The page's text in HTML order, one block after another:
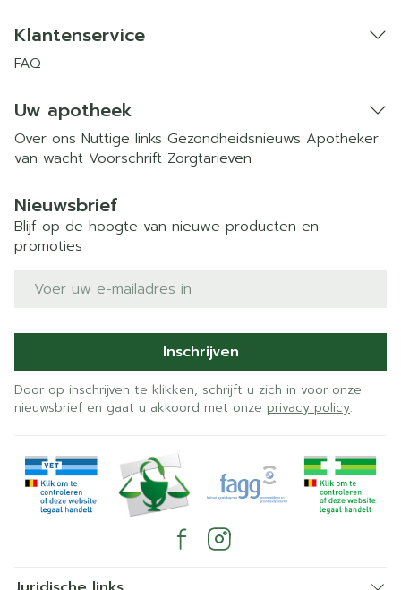
Klantenservice
FAQ
Uw apotheek
Over ons Nuttige links Gezondheidsnieuws Apotheker
van wacht Voorschrift Zorgtarieven
Nieuwsbrief
Blijf op de hoogte van nieuwe producten en
promoties
E-mail adres
Inschrijven
Door op inschrijven te klikken, schrijft u zich in voor onze
nieuwsbrief en gaat u akkoord met onze privacy policy.